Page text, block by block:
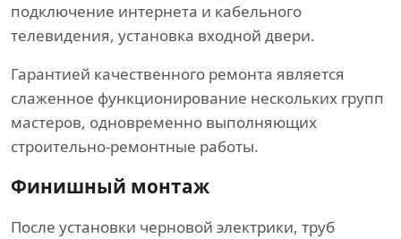
подключение интернета и кабельного
телевидения, установка входной двери.
Гарантией качественного ремонта является
слаженное функционирование нескольких групп
мастеров, одновременно выполняющих
строительно-ремонтные работы.
Финишный монтаж
После установки черновой электрики, труб